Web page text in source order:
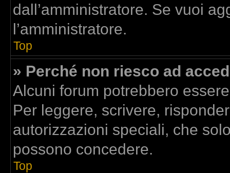
dall’amministratore. Se vuoi
l’amministratore.
Top
» Perché non riesco ad
Alcuni forum potrebbero
Per leggere, scrivere,
autorizzazioni speciali, che
possono concedere.
Top